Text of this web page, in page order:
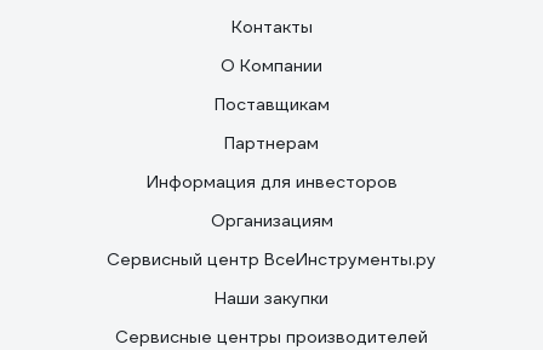
Контакты
О Компании
Поставщикам
Партнерам
Информация для инвесторов
Организациям
Сервисный центр ВсеИнструменты.ру
Наши закупки
Сервисные центры производителей